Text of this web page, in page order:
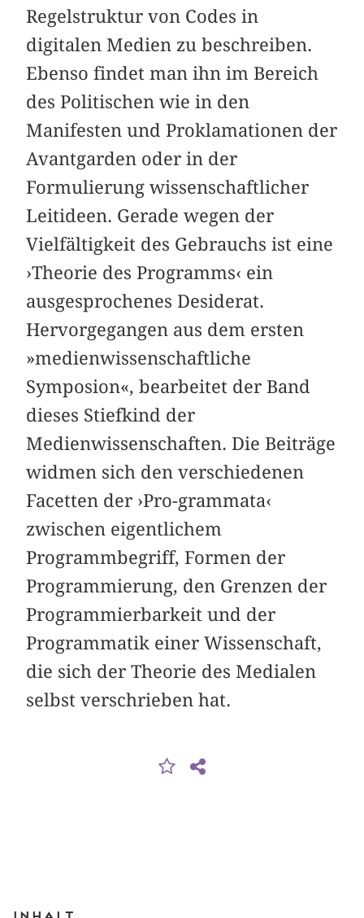
Regelstruktur von Codes in
digitalen Medien zu beschreiben.
Ebenso findet man ihn im Bereich
des Politischen wie in den
Manifesten und Proklamationen der
Avantgarden oder in der
Formulierung wissenschaftlicher
Leitideen. Gerade wegen der
Vielfältigkeit des Gebrauchs ist eine
›Theorie des Programms‹ ein
ausgesprochenes Desiderat.
Hervorgegangen aus dem ersten
»medienwissenschaftliche
Symposion«, bearbeitet der Band
dieses Stiefkind der
Medienwissenschaften. Die Beiträge
widmen sich den verschiedenen
Facetten der ›Pro-grammata‹
zwischen eigentlichem
Programmbegriff, Formen der
Programmierung, den Grenzen der
Programmierbarkeit und der
Programmatik einer Wissenschaft,
die sich der Theorie des Medialen
selbst verschrieben hat.
Inhalt